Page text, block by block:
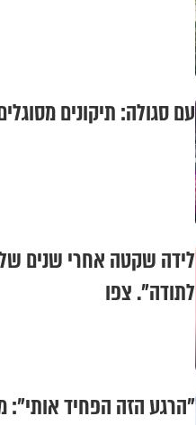
עם סגולה: תיקונים
לידה שקטה אחרי שנים
לתודה". צפו
"הרגע הזה הפחיד אותי":